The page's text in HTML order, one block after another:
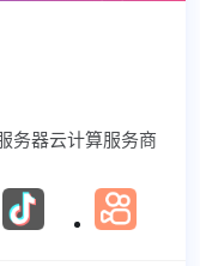
务器云计算服务商